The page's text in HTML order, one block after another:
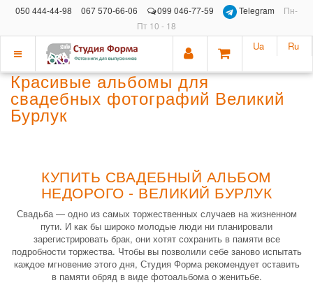
050 444-44-98 067 570-66-06 099 046-77-59 Telegram
Пн-
Пт 10 - 18
Показать
меню
Ua Ru
Красивые альбомы для
свадебных фотографий Великий
Бурлук
КУПИТЬ СВАДЕБНЫЙ АЛЬБОМ
НЕДОРОГО - ВЕЛИКИЙ БУРЛУК
Свадьба — одно из самых торжественных случаев на жизненном
пути. И как бы широко молодые люди ни планировали
зарегистрировать брак, они хотят сохранить в памяти все
подробности торжества. Чтобы вы позволили себе заново испытать
каждое мгновение этого дня, Студия Форма рекомендует оставить
в памяти обряд в виде фотоальбома о женитьбе.